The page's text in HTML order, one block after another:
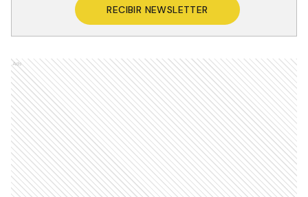
RECIBIR NEWSLETTER
Ads